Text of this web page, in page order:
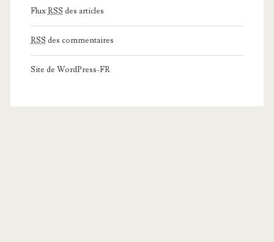
FluxRSS des articles
RSS des commentaires
Site de WordPress-FR